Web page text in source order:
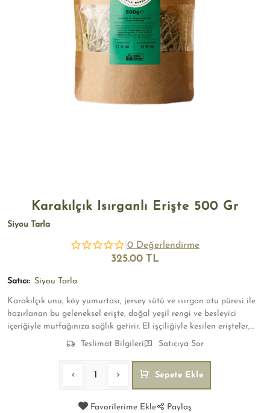
Karakılçık Isırganlı Erişte 500 Gr
Siyou Tarla
0 Değerlendirme
325.00 TL
Satıcı: Siyou Tarla
Karakılçık unu, köy yumurtası, jersey sütü ve ısırgan otu püresi ile
hazırlanan bu geleneksel erişte, doğal yeşil rengi ve besleyici
içeriğiyle mutfağınıza sağlık getirir. El işçiliğiyle kesilen erişteler,
vitamin ve mineral açısından zengin ısırgan otu sayesinde
Teslimat Bilgileri Satıcıya Sor
Sepete Ekle
Favorilerime Ekle Paylaş